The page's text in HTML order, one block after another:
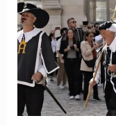
:
Le
roi
Henri
IV
vous